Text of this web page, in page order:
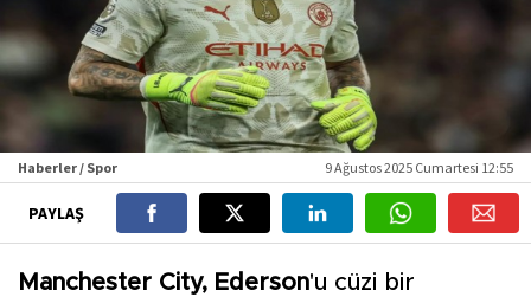
Haberler / Spor 9 Ağustos 2025 Cumartesi 12:55
PAYLAŞ
Manchester City, Ederson'u cüzi bir